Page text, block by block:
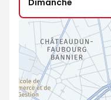
Dimanche